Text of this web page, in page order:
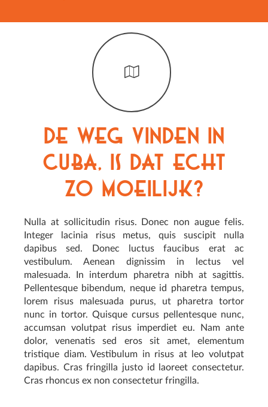
De weg vinden in
Cuba, is dat echt
zo moeilijk?
Nulla at sollicitudin risus. Donec non augue felis.
Integer lacinia risus metus, quis suscipit nulla
dapibus sed. Donec luctus faucibus erat ac
vestibulum. Aenean dignissim in lectus vel
malesuada. In interdum pharetra nibh at sagittis.
Pellentesque bibendum, neque id pharetra tempus,
lorem risus malesuada purus, ut pharetra tortor
nunc in tortor. Quisque cursus pellentesque nunc,
accumsan volutpat risus imperdiet eu. Nam ante
dolor, venenatis sed eros sit amet, elementum
tristique diam. Vestibulum in risus at leo volutpat
dapibus. Cras fringilla justo id laoreet consectetur.
Cras rhoncus ex non consectetur fringilla.